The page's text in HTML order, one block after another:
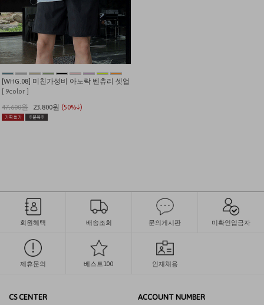
[WHG.08] 미친가성비 아노락 벤츄리 셋업
[ 9color ]
47,600원
23,800원 (50%↓)
회원혜택 배송조회 문의게시판 미확인입금자
제휴문의 베스트100 인재채용
CS CENTER ACCOUNT NUMBER